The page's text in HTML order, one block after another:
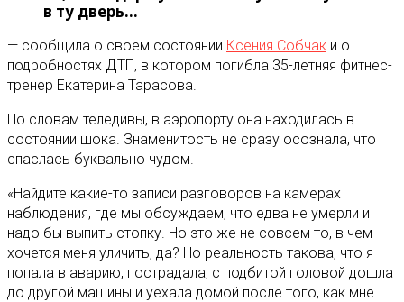
в ту дверь…
— сообщила о своем состоянии Ксения Собчак и о
подробностях ДТП, в котором погибла 35-летняя фитнес-
тренер Екатерина Тарасова.
По словам теледивы, в аэропорту она находилась в
состоянии шока. Знаменитость не сразу осознала, что
спаслась буквально чудом.
«Найдите какие-то записи разговоров на камерах
наблюдения, где мы обсуждаем, что едва не умерли и
надо бы выпить стопку. Но это же не совсем то, в чем
хочется меня уличить, да? Но реальность такова, что я
попала в аварию, пострадала, с подбитой головой дошла
до другой машины и уехала домой после того, как мне